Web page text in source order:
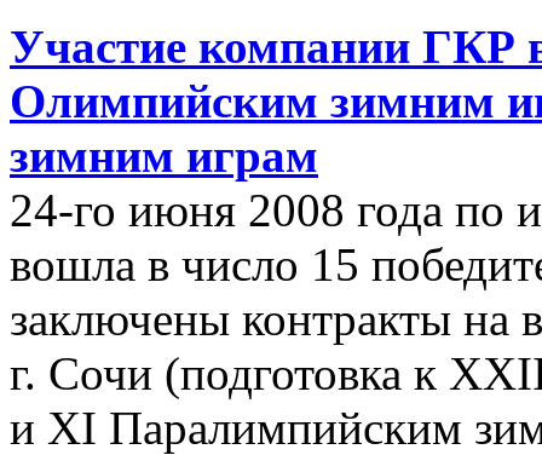
Участие компании ГКР
Олимпийским зимним
зимним играм
24-го июня 2008 года по
вошла в число 15
заключены контракты на
г. Сочи (подготовка к
и XI Паралимпийским